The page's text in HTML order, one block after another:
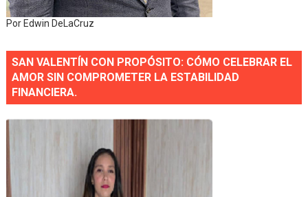
Por Edwin DeLaCruz
SAN VALENTÍN CON PROPÓSITO: CÓMO CELEBRAR EL
AMOR SIN COMPROMETER LA ESTABILIDAD
FINANCIERA.